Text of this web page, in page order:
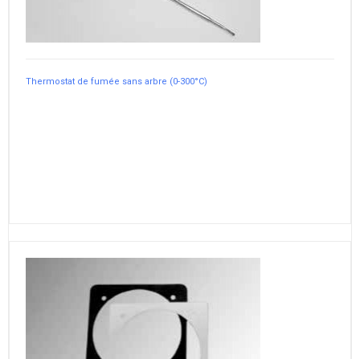
Thermostat de fumée sans arbre (0-300°C)